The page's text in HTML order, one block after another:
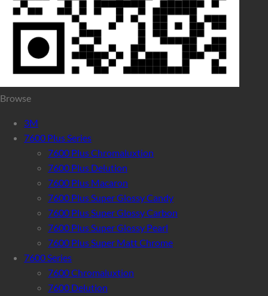
Browse
3M
7600 Plus Series
7600 Plus Chromaluxtion
7600 Plus Delution
7600 Plus Macaron
7600 Plus Super Glossy Candy
7600 Plus Super Glossy Carbon
7600 Plus Super Glossy Pearl
7600 Plus Super Matt Chrome
7600 Series
7600 Chromaluxtion
7600 Delution